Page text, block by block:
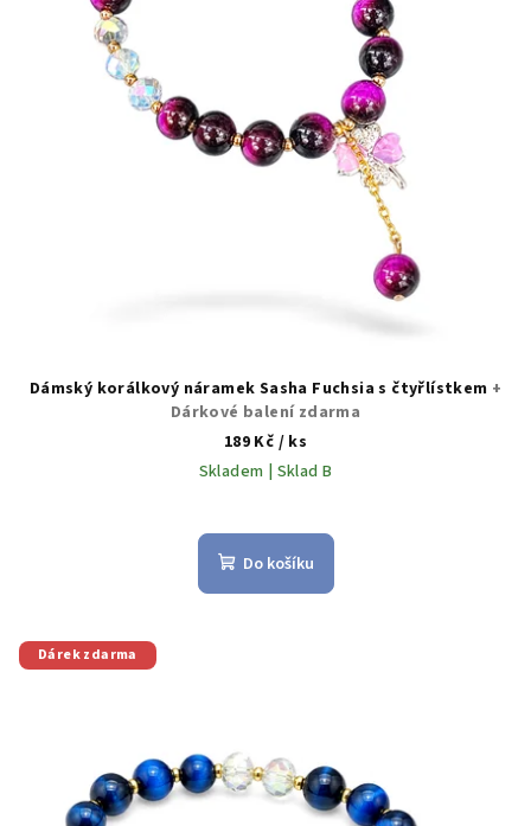
Dámský korálkový náramek Sasha Fuchsia s čtyřlístkem +
Dárkové balení zdarma
189 Kč / ks
Skladem | Sklad B
Do košíku
Dárek zdarma